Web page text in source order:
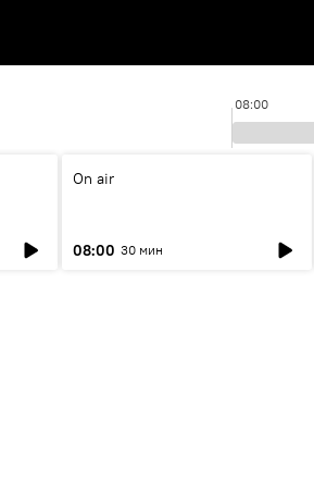
08:00
On air
08:00 30 мин